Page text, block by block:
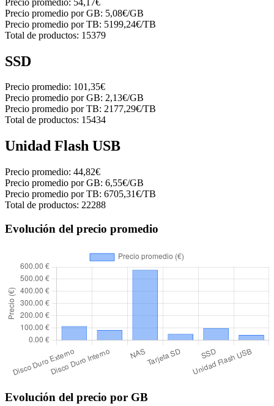
Precio promedio por GB: 5,08€/GB
Precio promedio por TB: 5199,24€/TB
Total de productos: 15379
SSD
Precio promedio: 101,35€
Precio promedio por GB: 2,13€/GB
Precio promedio por TB: 2177,29€/TB
Total de productos: 15434
Unidad Flash USB
Precio promedio: 44,82€
Precio promedio por GB: 6,55€/GB
Precio promedio por TB: 6705,31€/TB
Total de productos: 22288
Evolución del precio promedio
Evolución del precio por GB